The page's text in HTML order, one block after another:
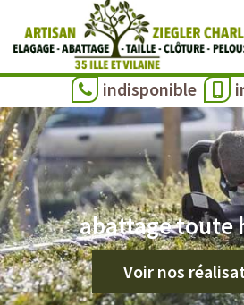
indisponible
abattage toute
Voir nos